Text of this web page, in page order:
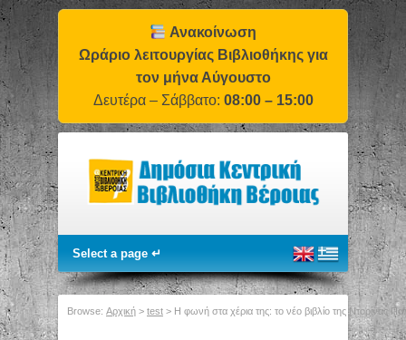
Ανακοίνωση
Ωράριο λειτουργίας Βιβλιοθήκης για
τον μήνα Αύγουστο
Δευτέρα – Σάββατο: 08:00 – 15:00
Browse: Αρχική > test > Η φωνή στα χέρια της: το νέο βιβλίο της Ντορίνας